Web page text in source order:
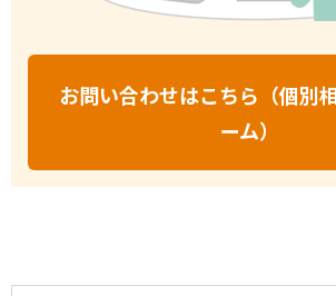
お問い合わせはこちら（個別
ーム）